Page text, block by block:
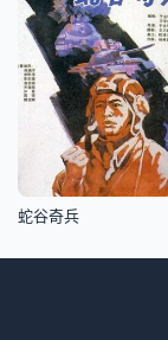
蛇谷奇兵